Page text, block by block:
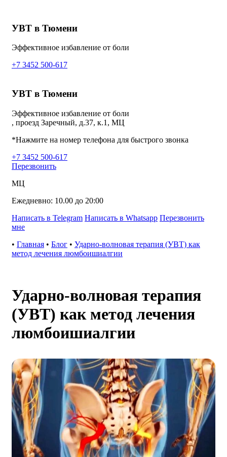
УВТ в Тюмени
Эффективное избавление от боли
+7 3452 500-617
УВТ в Тюмени
Эффективное избавление от боли
, проезд Заречный, д.37, к.1, МЦ
*Нажмите на номер телефона для быстрого звонка
+7 3452 500-617
Перезвонить
МЦ
Ежедневно: 10.00 до 20:00
Написать в Telegram Написать в Whatsapp Перезвонить
мне
• Главная • Блог • Ударно-волновая терапия (УВТ) как
метод лечения люмбоишиалгии
Ударно-волновая терапия
(УВТ) как метод лечения
люмбоишиалгии